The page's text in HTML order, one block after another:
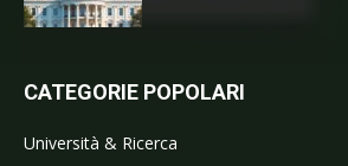
CATEGORIE POPOLARI
Università & Ricerca